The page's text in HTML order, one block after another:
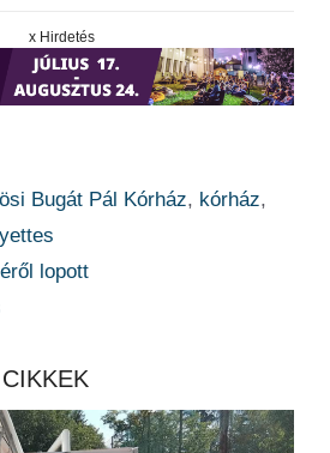
x Hirdetés
Bugát Pál Kórház, kórház,
lopott